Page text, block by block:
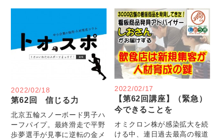
2022/02/18
第62回 信じる力
北京五輪スノーボード男子ハ
ーフパイプ。最終滑走で平野
歩夢選手が見事に逆転の金メ
2022/02/17
【第62回講座】（緊急）
今できることを
オミクロン株が感染拡大を続
ける中、連日過去最高の報道